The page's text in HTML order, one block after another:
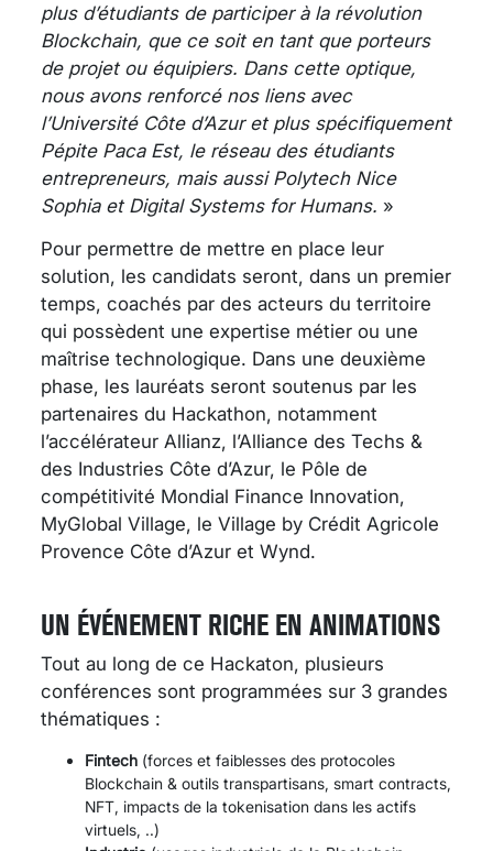
plus d’étudiants de participer à la révolution
Blockchain, que ce soit en tant que porteurs
de projet ou équipiers. Dans cette optique,
nous avons renforcé nos liens avec
l’Université Côte d’Azur et plus spécifiquement
Pépite Paca Est, le réseau des étudiants
entrepreneurs, mais aussi Polytech Nice
Sophia et Digital Systems for Humans. »
Pour permettre de mettre en place leur
solution, les candidats seront, dans un premier
temps, coachés par des acteurs du territoire
qui possèdent une expertise métier ou une
maîtrise technologique. Dans une deuxième
phase, les lauréats seront soutenus par les
partenaires du Hackathon, notamment
l’accélérateur Allianz, l’Alliance des Techs &
des Industries Côte d’Azur, le Pôle de
compétitivité Mondial Finance Innovation,
MyGlobal Village, le Village by Crédit Agricole
Provence Côte d’Azur et Wynd.
UN ÉVÉNEMENT RICHE EN ANIMATIONS
Tout au long de ce Hackaton, plusieurs
conférences sont programmées sur 3 grandes
thématiques :
Fintech (forces et faiblesses des protocoles
Blockchain & outils transpartisans, smart contracts,
NFT, impacts de la tokenisation dans les actifs
virtuels, ..)